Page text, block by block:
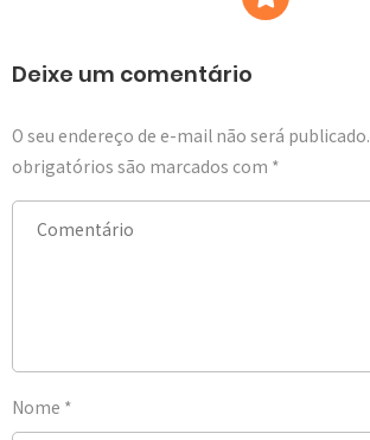
Deixe um comentário
O seu endereço de e-mail não será publicado.
obrigatórios são marcados com *
Nome *